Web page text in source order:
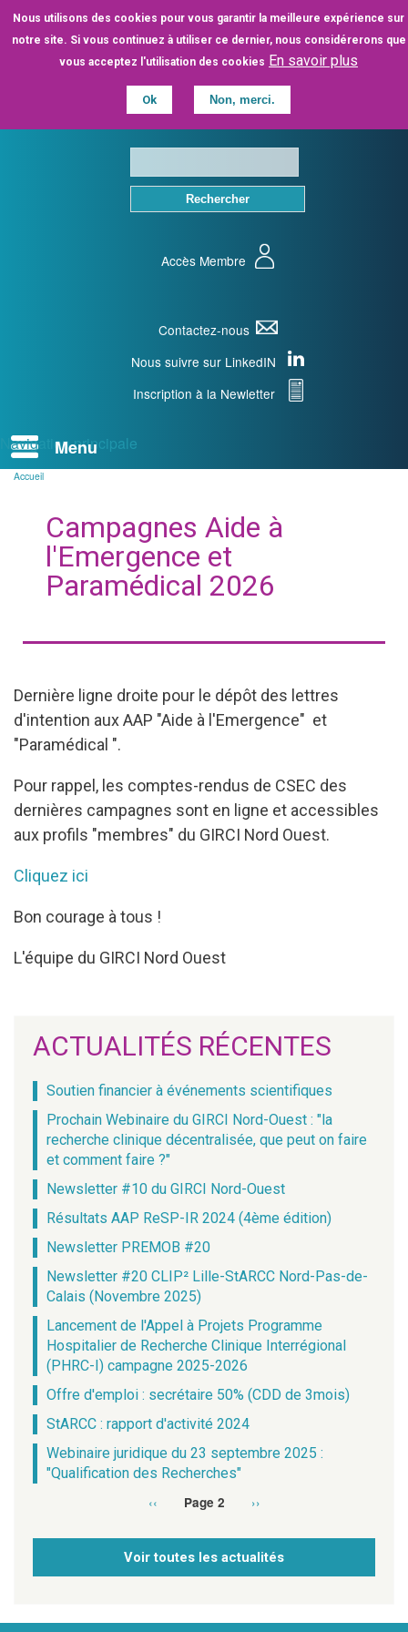
Nous utilisons des cookies pour vous garantir la meilleure expérience sur
notre site. Si vous continuez à utiliser ce dernier, nous considérerons que
vous acceptez l'utilisation des cookies En savoir plus
Ok Non, merci.
Aller
au
contenu
Accès Membre
Contactez-nous
Nous suivre sur LinkedIN
Inscription à la Newletter
Navigation principale
Accueil
Campagnes Aide à
l'Emergence et
Paramédical 2026
Dernière ligne droite pour le dépôt des lettres
d'intention aux AAP "Aide à l'Emergence" et
"Paramédical ".
Pour rappel, les comptes-rendus de CSEC des
dernières campagnes sont en ligne et accessibles
aux profils "membres" du GIRCI Nord Ouest.
Cliquez ici
Bon courage à tous !
L'équipe du GIRCI Nord Ouest
ACTUALITÉS RÉCENTES
Soutien financier à événements scientifiques
Prochain Webinaire du GIRCI Nord-Ouest : "la
recherche clinique décentralisée, que peut on faire
et comment faire ?"
Newsletter #10 du GIRCI Nord-Ouest
Résultats AAP ReSP-IR 2024 (4ème édition)
Newsletter PREMOB #20
Newsletter #20 CLIP² Lille-StARCC Nord-Pas-de-
Calais (Novembre 2025)
Lancement de l'Appel à Projets Programme
Hospitalier de Recherche Clinique Interrégional
(PHRC-I) campagne 2025-2026
Offre d'emploi : secrétaire 50% (CDD de 3mois)
StARCC : rapport d'activité 2024
Webinaire juridique du 23 septembre 2025 :
"Qualification des Recherches"
Page
‹‹ Page 2
Page
››
Voir toutes les actualités